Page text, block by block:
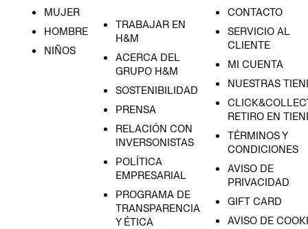
MUJER
HOMBRE
NIÑOS
TRABAJAR EN
H&M
ACERCA DEL
GRUPO H&M
SOSTENIBILIDAD
PRENSA
RELACIÓN CON
INVERSONISTAS
POLÍTICA
EMPRESARIAL
PROGRAMA DE
TRANSPARENCIA
Y ÉTICA
CONTACTO
SERVICIO AL
CLIENTE
MI CUENTA
NUESTRAS
RETIRO EN
TÉRMINOS Y
CONDICIONES
AVISO DE
PRIVACIDAD
GIFT CARD
AVISO DE